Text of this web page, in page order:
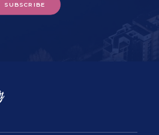
SUBSCRIBE